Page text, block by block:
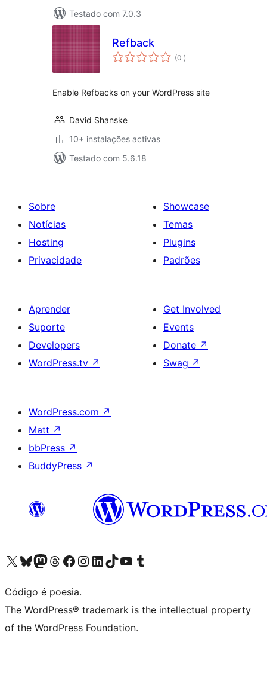
Testado com 7.0.3
Refback
(0 classificações
)
Enable Refbacks on your WordPress site
David Shanske
10+ instalações activas
Testado com 5.6.18
Sobre
Notícias
Hosting
Privacidade
Showcase
Temas
Plugins
Padrões
Aprender
Suporte
Developers
WordPress.tv ↗
Get Involved
Events
Donate ↗
Swag ↗
WordPress.com ↗
Matt ↗
bbPress ↗
BuddyPress ↗
Visite a nossa conta X (antigo Twitter)
Visit our Bluesky account
Visit our Mastodon account
Visit our Threads account
Visite a nossa página do Facebook
Visite a nossa conta no Instagram
Visite a nossa conta no LinkedIn
Visit our TikTok account
Visit our YouTube channel
Visit our Tumblr account
Código é poesia.
The WordPress® trademark is the intellectual property
of the WordPress Foundation.